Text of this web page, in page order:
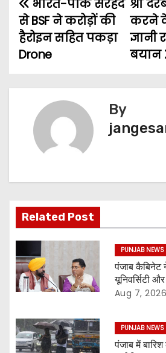
श्री
करने
ज्ञानी
बयान
भारत-पाक सरहद
से BSF ने करोड़ों की
हैरोइन सहित पकड़ा
Drone
By
Related Post
PUNJAB NEWS
पंजाब
यूनिवर्सिटी
दी मंजूरी
Aug 7, 2026
PUNJAB NEWS
पंजाब में